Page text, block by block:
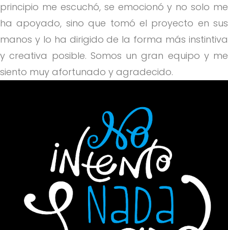
principio me escuchó, se emocionó y no solo me
ha apoyado, sino que tomó el proyecto en sus
manos y lo ha dirigido de la forma más instintiva
y creativa posible. Somos un gran equipo y me
siento muy afortunado y agradecido.